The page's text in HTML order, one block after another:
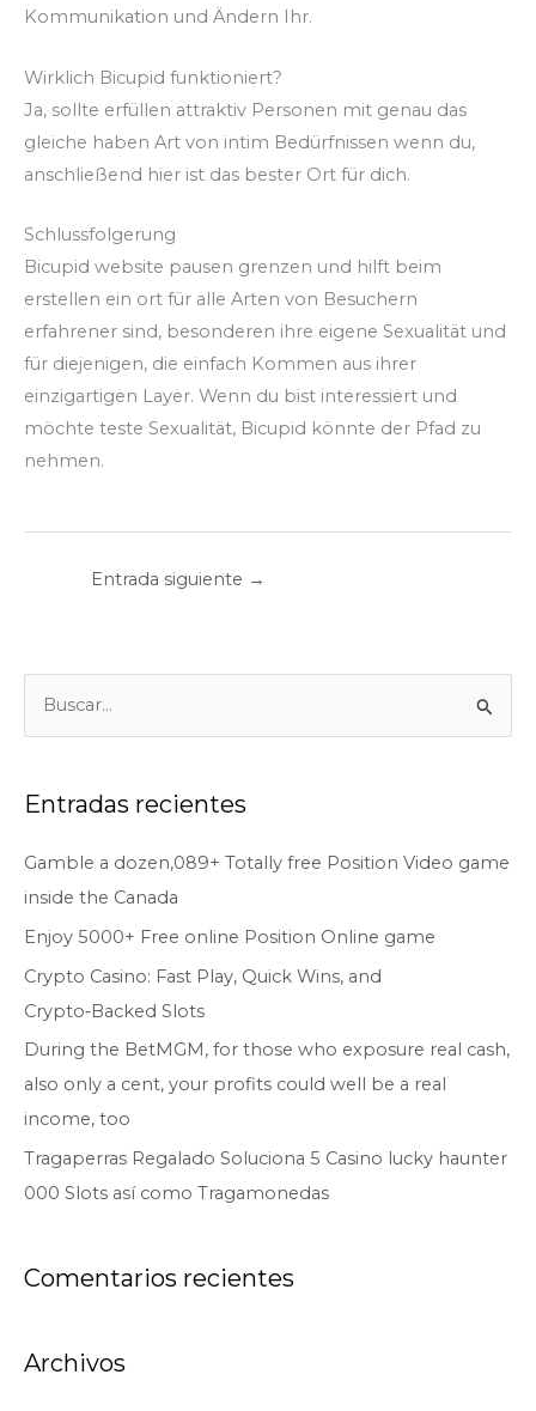
Kommunikation und Ändern Ihr.
Wirklich Bicupid funktioniert?
Ja, sollte erfüllen attraktiv Personen mit genau das
gleiche haben Art von intim Bedürfnissen wenn du,
anschließend hier ist das bester Ort für dich.
Schlussfolgerung
Bicupid website pausen grenzen und hilft beim
erstellen ein ort für alle Arten von Besuchern
erfahrener sind, besonderen ihre eigene Sexualität und
für diejenigen, die einfach Kommen aus ihrer
einzigartigen Layer. Wenn du bist interessiert und
möchte teste Sexualität, Bicupid könnte der Pfad zu
nehmen.
Entrada siguiente →
c
r
p
o
r
:
Entradas recientes
Gamble a dozen,089+ Totally free Position Video game
inside the Canada
Enjoy 5000+ Free online Position Online game
Crypto Casino: Fast Play, Quick Wins, and
Crypto‑Backed Slots
During the BetMGM, for those who exposure real cash,
also only a cent, your profits could well be a real
income, too
Tragaperras Regalado Soluciona 5 Casino lucky haunter
000 Slots así­ como Tragamonedas
Comentarios recientes
Archivos